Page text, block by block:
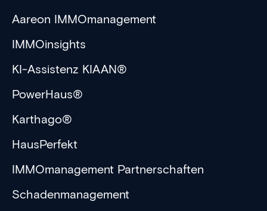
Aareon IMMOmanagement
IMMOinsights
KI-Assistenz KIAAN®
PowerHaus®
Karthago®
HausPerfekt
IMMOmanagement Partnerschaften
Schadenmanagement